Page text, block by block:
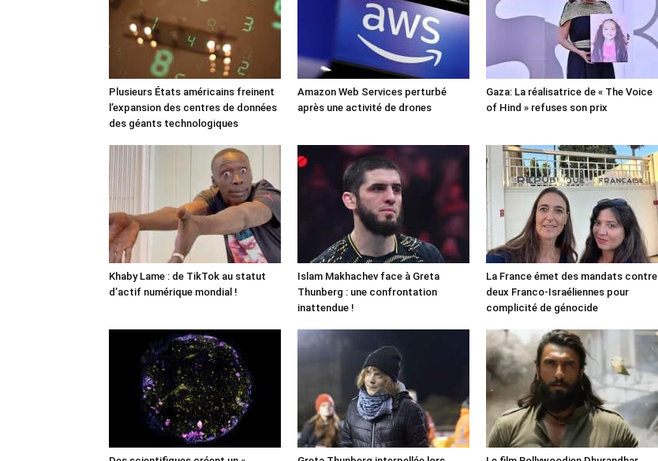
Plusieurs États américains freinent
l’expansion des centres de données
des géants technologiques
Amazon Web Services perturbé
après une activité de drones
Gaza: La réalisatrice de « The Voice
of Hind » refuses son prix
Khaby Lame : de TikTok au statut
d’actif numérique mondial !
Islam Makhachev face à Greta
Thunberg : une confrontation
inattendue !
La France émet des mandats contre
deux Franco-Israéliennes pour
complicité de génocide